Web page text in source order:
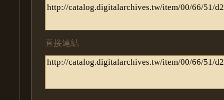
直接連結